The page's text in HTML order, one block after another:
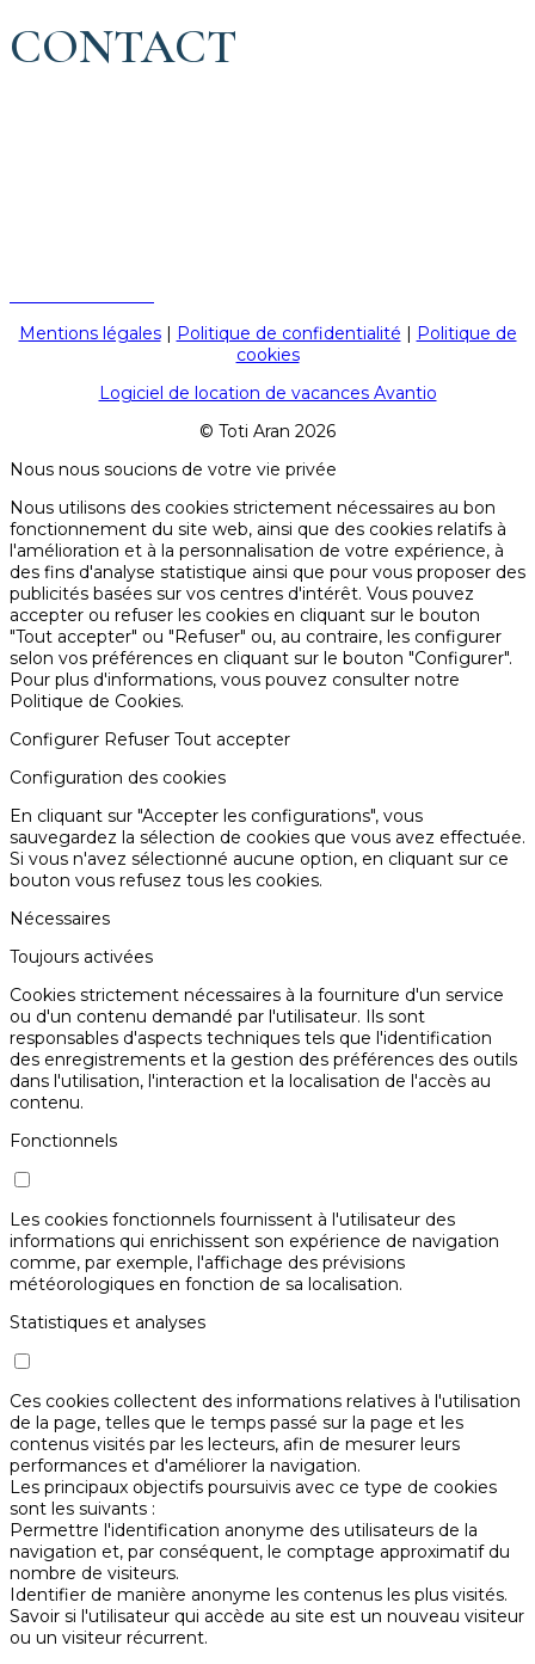
CONTACT
Mentions légales| Politique de confidentialité
Politique de
cookies
Logiciel de location de vacances Avantio
© Toti Aran 2026
Nous nous soucions de votre vie privée
Nous utilisons des cookies strictement nécessaires au bon
fonctionnement du site web, ainsi que des cookies relatifs à
l'amélioration et à la personnalisation de votre expérience, à
des fins d'analyse statistique ainsi que pour vous proposer des
publicités basées sur vos centres d'intérêt. Vous pouvez
accepter ou refuser les cookies en cliquant sur le bouton
"Tout accepter" ou "Refuser" ou, au contraire, les configurer
selon vos préférences en cliquant sur le bouton "Configurer".
Pour plus d'informations, vous pouvez consulter notre
Politique de Cookies.
Configurer Refuser Tout accepter
Configuration des cookies
En cliquant sur "Accepter les configurations", vous
sauvegardez la sélection de cookies que vous avez effectuée.
Si vous n'avez sélectionné aucune option, en cliquant sur ce
bouton vous refusez tous les cookies.
Nécessaires
Toujours activées
Cookies strictement nécessaires à la fourniture d'un service
ou d'un contenu demandé par l'utilisateur. Ils sont
responsables d'aspects techniques tels que l'identification
des enregistrements et la gestion des préférences des outils
dans l'utilisation, l'interaction et la localisation de l'accès au
contenu.
Fonctionnels
Les cookies fonctionnels fournissent à l'utilisateur des
informations qui enrichissent son expérience de navigation
comme, par exemple, l'affichage des prévisions
météorologiques en fonction de sa localisation.
Statistiques et analyses
Ces cookies collectent des informations relatives à l'utilisation
de la page, telles que le temps passé sur la page et les
contenus visités par les lecteurs, afin de mesurer leurs
performances et d'améliorer la navigation.
Les principaux objectifs poursuivis avec ce type de cookies
sont les suivants :
Permettre l'identification anonyme des utilisateurs de la
navigation et, par conséquent, le comptage approximatif du
nombre de visiteurs.
Identifier de manière anonyme les contenus les plus visités.
Savoir si l'utilisateur qui accède au site est un nouveau visiteur
ou un visiteur récurrent.